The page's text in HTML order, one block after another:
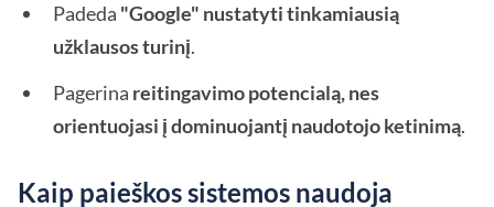
Padeda "Google" nustatyti tinkamiausią
užklausos turinį.
Pagerina reitingavimo potencialą, nes
orientuojasi į dominuojantį naudotojo ketinimą.
Kaip paieškos sistemos naudoja